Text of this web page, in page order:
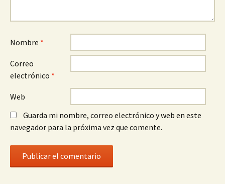
Nombre *
Correo
electrónico *
Web
Guarda mi nombre, correo electrónico y web en este
navegador para la próxima vez que comente.